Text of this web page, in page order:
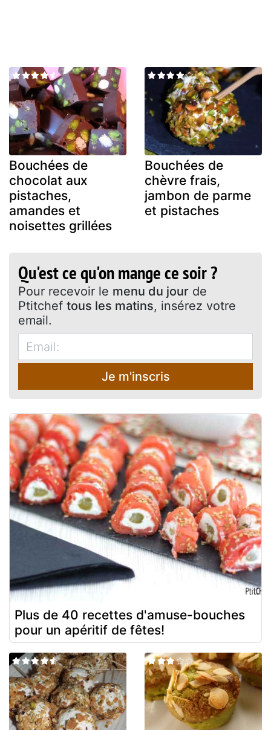
Bouchées de
chocolat aux
pistaches,
amandes et
noisettes grillées
Bouchées de
chèvre frais,
jambon de parme
et pistaches
Qu'est ce qu'on mange ce soir ?
Pour recevoir le menu du jour de
Ptitchef tous les matins, insérez votre
email.
Je m'inscris
Plus de 40 recettes d'amuse-bouches
pour un apéritif de fêtes!